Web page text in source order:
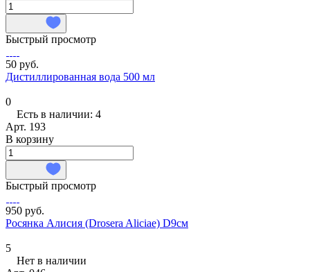
Быстрый просмотр
50 руб.
Дистиллированная вода 500 мл
0
Есть в наличии: 4
Арт. 193
В корзину
Быстрый просмотр
950 руб.
Росянка Алисия (Drosera Aliciae) D9см
5
Нет в наличии